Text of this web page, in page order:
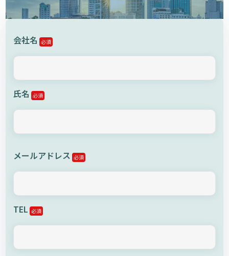
会社名 必須
氏名 必須
メールアドレス 必須
TEL 必須